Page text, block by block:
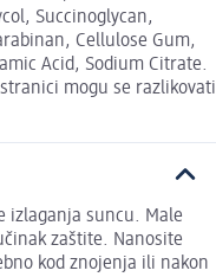
Succinoglycan,
Cellulose Gum,
Acid, Sodium Citrate.
mogu se razlikovati
izlaganja suncu. Male
zaštite. Nanosite
kod znojenja ili nakon